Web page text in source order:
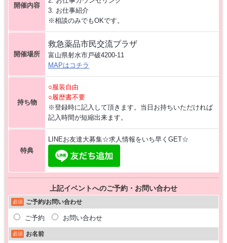
【お仕事相談会☆流通会館】2026/9/24(木) PM開催
開催内容
3. お仕事紹介
※相談のみでもOKです。
開催場所
救急薬品市民交流プラザ
富山県射水市戸破4200-11
MAPはコチラ
持ち物
○服装自由
○履歴書不要
※登録時に記入して頂きます。当日お持ちいただければ
記入時間が短縮出来ます。
特典
LINEお友達大募集☆求人情報をいち早くGET☆
上記イベントへのご予約・お問い合わせ
必須 ご予約/お問い合わせ
ご予約 お問い合わせ
必須 お名前